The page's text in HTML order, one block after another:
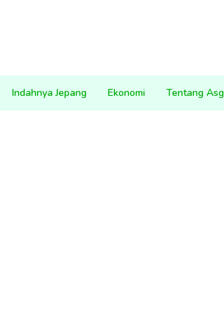
Indahnya Jepang Ekonomi Tentang